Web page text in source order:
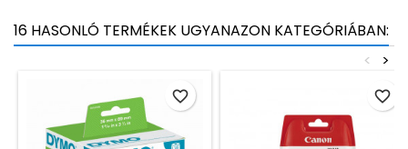
16 HASONLÓ TERMÉKEK UGYANAZON KATEGÓRIÁBAN:
>
<
favorite_border favorite_border